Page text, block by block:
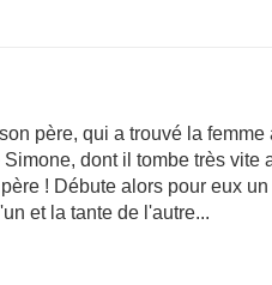
père, qui a trouvé la
dont il tombe très vite
! Débute alors pour eux
et la tante de l'autre...